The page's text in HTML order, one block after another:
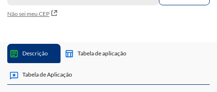
Não sei meu CEP
Descrição Tabela de aplicação
Tabela de Aplicação